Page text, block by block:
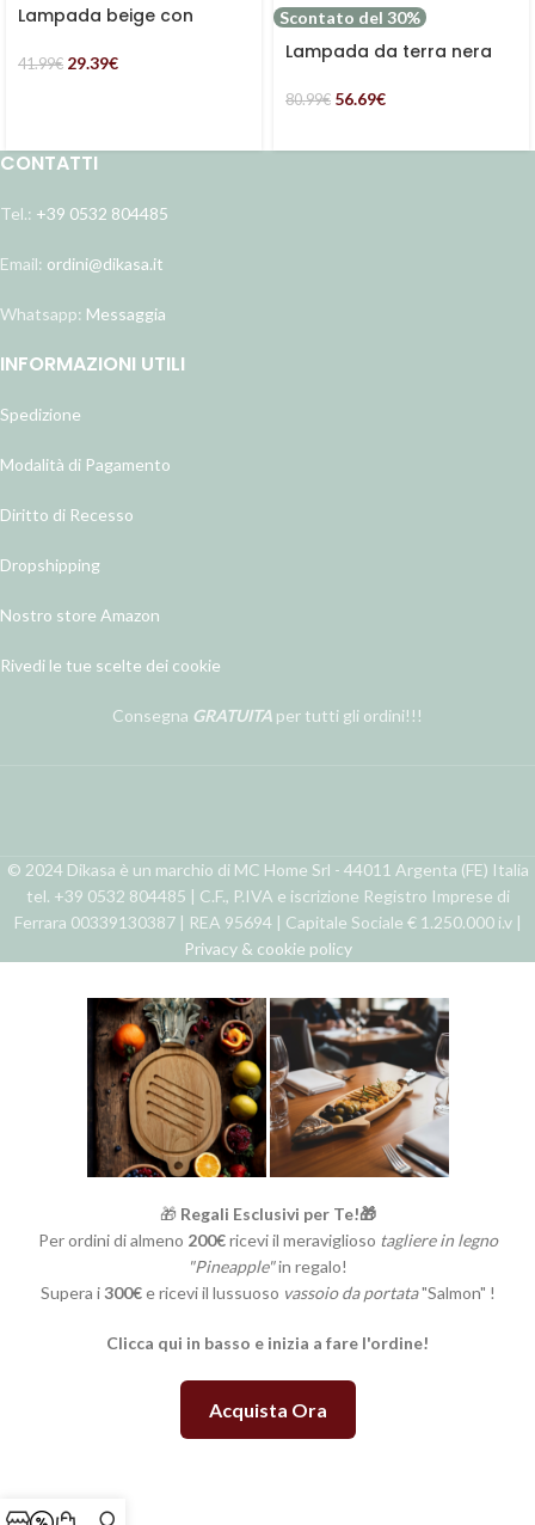
Lampada beige con
41.99€ 29.39€
Scontato del 30%
Lampada da terra nera
80.99€ 56.69€
CONTATTI
Tel.: +39 0532 804485
Email: ordini@dikasa.it
Whatsapp: Messaggia
INFORMAZIONI UTILI
Spedizione
Modalità di Pagamento
Diritto di Recesso
Dropshipping
Nostro store Amazon
Rivedi le tue scelte dei cookie
Consegna GRATUITA per tutti gli ordini!!!
© 2024 Dikasa è un marchio di MC Home Srl - 44011 Argenta (FE) Italia
tel. +39 0532 804485 | C.F., P.IVA e iscrizione Registro Imprese di
Ferrara 00339130387 | REA 95694 | Capitale Sociale € 1.250.000 i.v |
Privacy & cookie policy
🎁 Regali Esclusivi per Te!🎁
Per ordini di almeno 200€ricevi il meraviglioso tagliere in legno
"Pineapple"in regalo!
Supera i300€e ricevi il lussuoso vassoio da portata"Salmon" !
Clicca qui in basso e inizia a fare l'ordine!
Acquista Ora